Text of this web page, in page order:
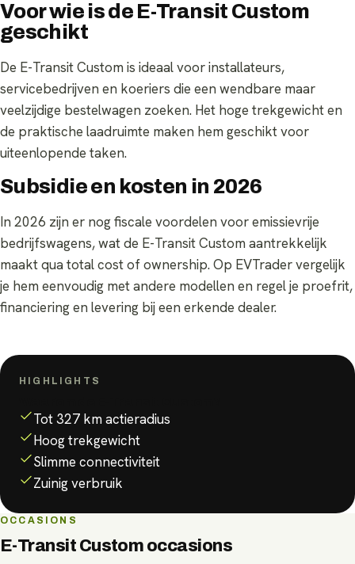
Voor wie is de E-Transit Custom
geschikt
De E-Transit Custom is ideaal voor installateurs,
servicebedrijven en koeriers die een wendbare maar
veelzijdige bestelwagen zoeken. Het hoge trekgewicht en
de praktische laadruimte maken hem geschikt voor
uiteenlopende taken.
Subsidie en kosten in 2026
In 2026 zijn er nog fiscale voordelen voor emissievrije
bedrijfswagens, wat de E-Transit Custom aantrekkelijk
maakt qua total cost of ownership. Op EVTrader vergelijk
je hem eenvoudig met andere modellen en regel je proefrit,
financiering en levering bij een erkende dealer.
HIGHLIGHTS
Tot 327 km actieradius
Hoog trekgewicht
Slimme connectiviteit
Zuinig verbruik
OCCASIONS
E-Transit Custom occasions